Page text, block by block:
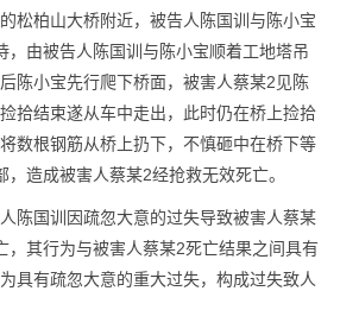
松柏山大桥附近，被告人陈国训与陈小宝
，由被告人陈国训与陈小宝顺着工地塔吊
陈小宝先行爬下桥面，被害人蔡某2见陈
拾结束遂从车中走出，此时仍在桥上捡拾
数根钢筋从桥上扔下，不慎砸中在桥下等
造成被害人蔡某2经抢救无效死亡。
陈国训因疏忽大意的过失导致被害人蔡某
，其行为与被害人蔡某2死亡结果之间具有
具有疏忽大意的重大过失，构成过失致人